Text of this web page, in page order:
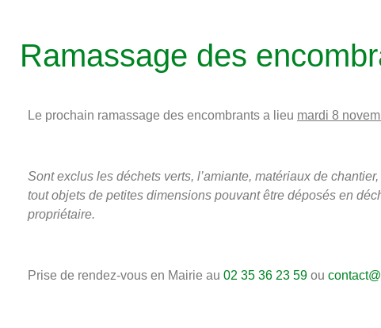
Ramassage des
Le prochain ramassage des encombrants a lieu mardi 8
Sont exclus les déchets verts, l’amiante, matériaux de
tout objets de petites dimensions pouvant être déposés en
propriétaire.
Prise de rendez-vous en Mairie au 02 35 36 23 59 ou